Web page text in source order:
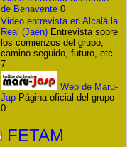
de Benavente0
Video entrevista en Alcalá la
Real (Jaén)Entrevista sobre
los comienzos del grupo,
camino seguido, futuro, etc.
7
Web de Maru-
JapPágina oficial del grupo
0
FETAM